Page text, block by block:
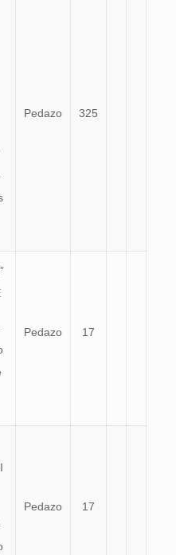
Pedazo 325
Pedazo 17
Pedazo 17